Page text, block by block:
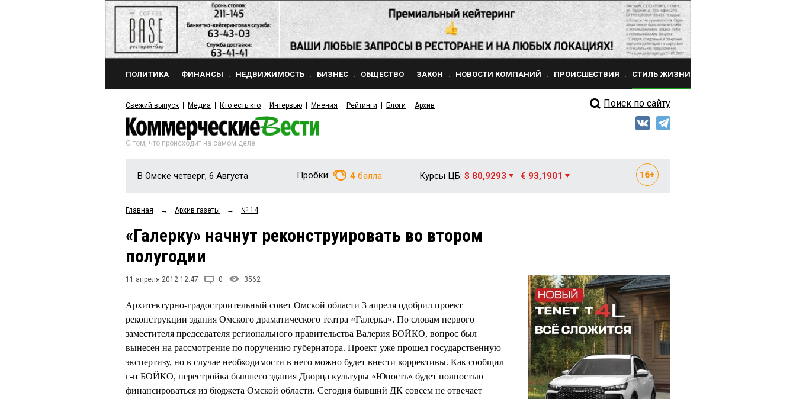
ПОЛИТИКА ФИНАНСЫ НЕДВИЖИМОСТЬ БИЗНЕС ОБЩЕСТВО ЗАКОН НОВОСТИ КОМПАНИЙ ПРОИСШЕСТВИЯ СТИЛЬ ЖИЗНИ
Свежий выпуск Медиа Кто есть кто Интервью Мнения Рейтинги Блоги Архив Поиск по сайту
О том, что происходит на самом деле
В Омске четверг, 6 Августа Пробки: 4 балла Курсы ЦБ: $ 80,9293 € 93,1901
Главная → Архив газеты → № 14
«Галерку» начнут реконструировать во втором
полугодии
11 апреля 2012 12:47 0 3562
Архитектурно-градостроительный совет Омской области 3 апреля одобрил проект
реконструкции здания Омского драматического театра «Галерка». По словам первого
заместителя председателя регионального правительства Валерия БОЙКО, вопрос был
вынесен на рассмотрение по поручению губернатора. Проект уже прошел государственную
экспертизу, но в случае необходимости в него можно будет внести коррективы. Как сообщил
г-н БОЙКО, перестройка бывшего здания Дворца культуры «Юность» будет полностью
финансироваться из бюджета Омской области. Сегодня бывший ДК совсем не отвечает